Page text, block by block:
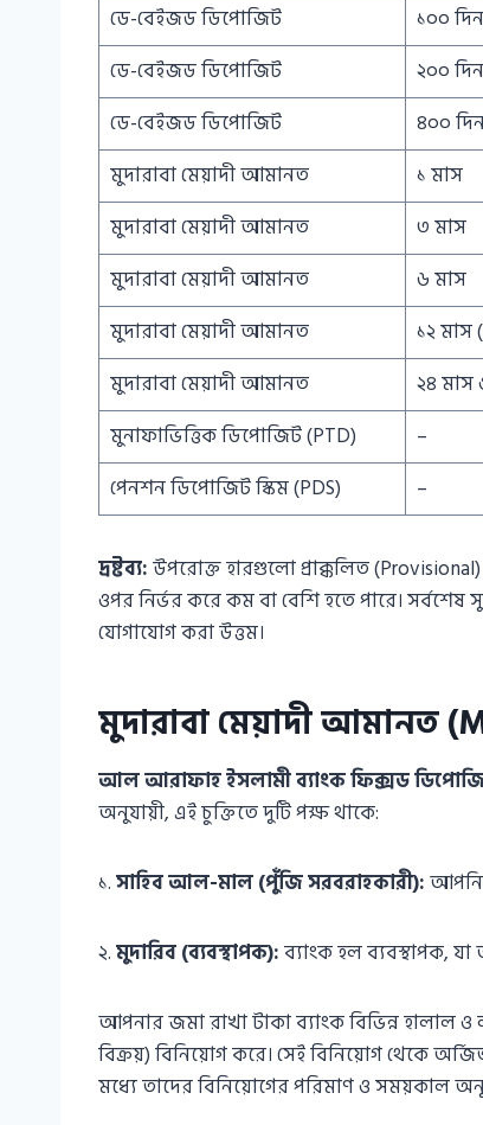
ডে-বেইজড ডিপোজিট
১০০ দিন
ডে-বেইজড ডিপোজিট
২০০ দিন
ডে-বেইজড ডিপোজিট
৪০০
মুদারাবা মেয়াদী আমানত
১ মাস
মুদারাবা মেয়াদী আমানত
৩ মাস
মুদারাবা মেয়াদী আমানত
৬ মাস
মুদারাবা মেয়াদী আমানত
১২ মাস
মুদারাবা মেয়াদী আমানত
২৪ মাস
মুনাফাভিত্তিক ডিপোজিট (PTD)
–
পেনশন ডিপোজিট স্কিম (PDS)
–
দ্রষ্টব্য:উপরোক্ত হারগুলো প্রাক্কলিত
ওপর নির্ভর করে কম বা বেশি হতে পারে।
যোগাযোগ করা উত্তম।
মুদারাবা মেয়াদী আমানত
আল আরাফাহ ইসলামী ব্যাংক ফিক্সড
অনুযায়ী, এই চুক্তিতে দুটি পক্ষ থাকে:
১.সাহিব আল-মাল (পুঁজি সরবরাহকারী):
২.মুদারিব (ব্যবস্থাপক):ব্যাংক হল ব্যবস্থাপক,
আপনার জমা রাখা টাকা ব্যাংক বিভিন্ন হালাল
বিক্রয়) বিনিয়োগ করে। সেই বিনিয়োগ থেকে
মধ্যে তাদের বিনিয়োগের পরিমাণ ও সময়কাল